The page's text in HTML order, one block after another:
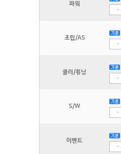
파워
조립/AS
쿨러/튜닝
S/W
이벤트